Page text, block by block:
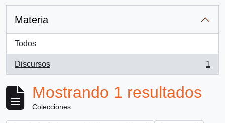
Materia
Todos
Discursos
, 1 resultados
1
Mostrando 1 resultados
Colecciones